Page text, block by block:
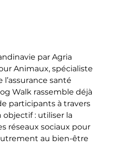
par Agria
Animaux, spécialiste
santé
Walk rassemble déjà
participants à travers
objectif : utiliser la
réseaux sociaux pour
au bien-être